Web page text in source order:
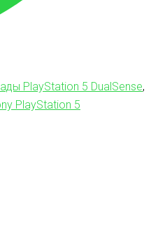
PlayStation 5 DualSense,
PlayStation 5